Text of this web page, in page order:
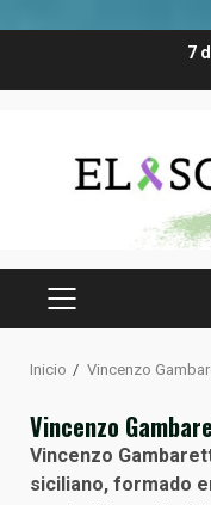
7
MENÚ
Inicio Vincenzo
Vincenzo
Vincenzo
siciliano, formado